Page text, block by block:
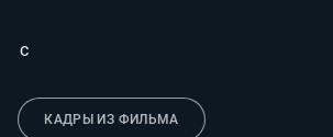
КАДРЫ ИЗ ФИЛЬМА
с